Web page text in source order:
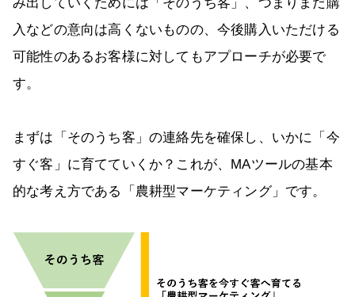
入などの意向は高くないものの、今後購入いただける
可能性のあるお客様に対してもアプローチが必要で
す。
まずは「そのうち客」の連絡先を確保し、いかに「今
すぐ客」に育てていくか？これが、MAツールの基本
的な考え方である「農耕型マーケティング」です。